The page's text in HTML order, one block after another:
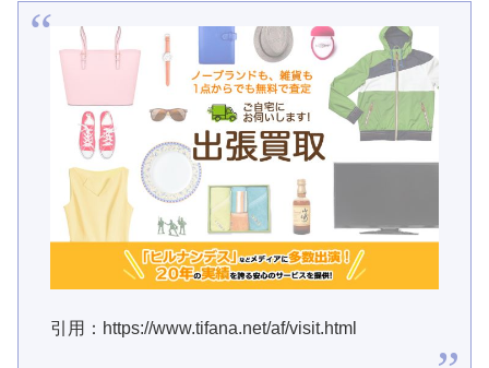
引用：https://www.tifana.net/af/visit.html